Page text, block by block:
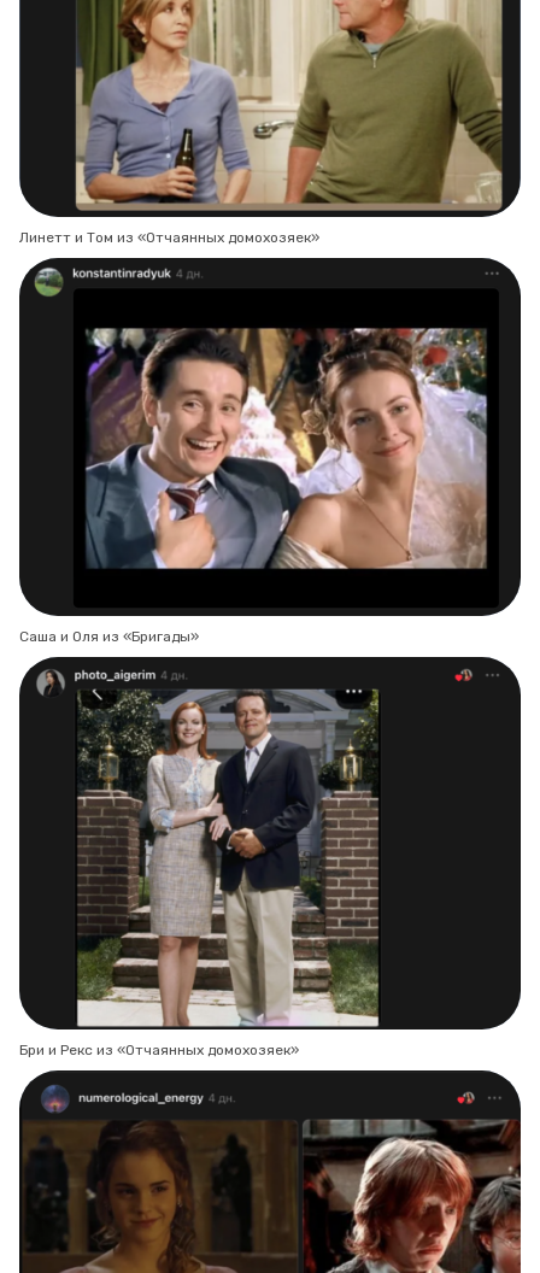
Линетт и Том из «Отчаянных домохозяек»
Саша и Оля из «Бригады»
Бри и Рекс из «Отчаянных домохозяек»